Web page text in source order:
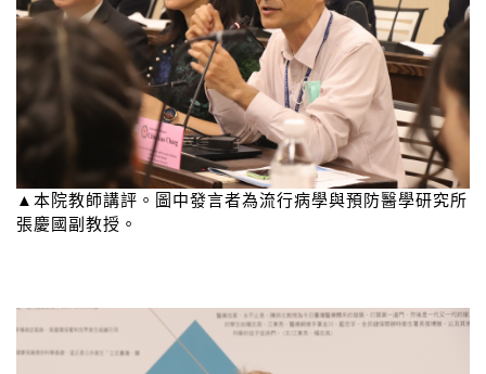
▲本院教師講評。圖中發言者為流行病學與預防醫學研究所
張慶國副教授。